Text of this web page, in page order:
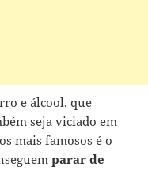
e álcool, que
seja viciado em
mais famosos é o
parar de